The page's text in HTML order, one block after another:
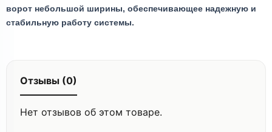
ворот небольшой ширины, обеспечивающее надежную и
стабильную работу системы.
Отзывы (0)
Нет отзывов об этом товаре.